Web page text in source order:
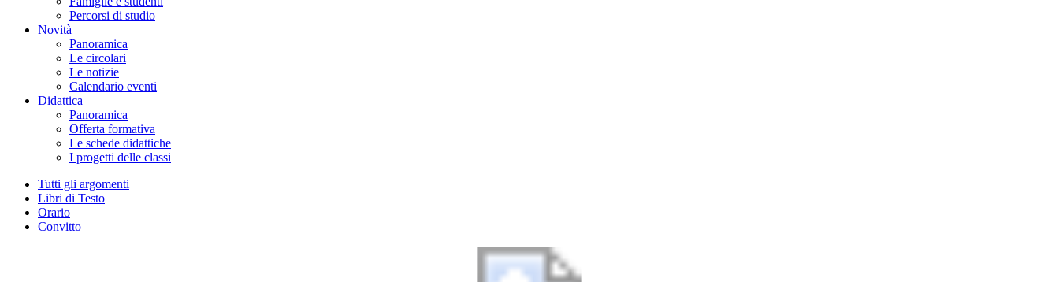
Percorsi di studio
Novità
Panoramica
Le circolari
Le notizie
Calendario eventi
Didattica
Panoramica
Offerta formativa
Le schede didattiche
I progetti delle classi
Tutti gli argomenti
Libri di Testo
Orario
Convitto